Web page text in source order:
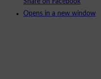
Share on Facebook
Opens in a new window